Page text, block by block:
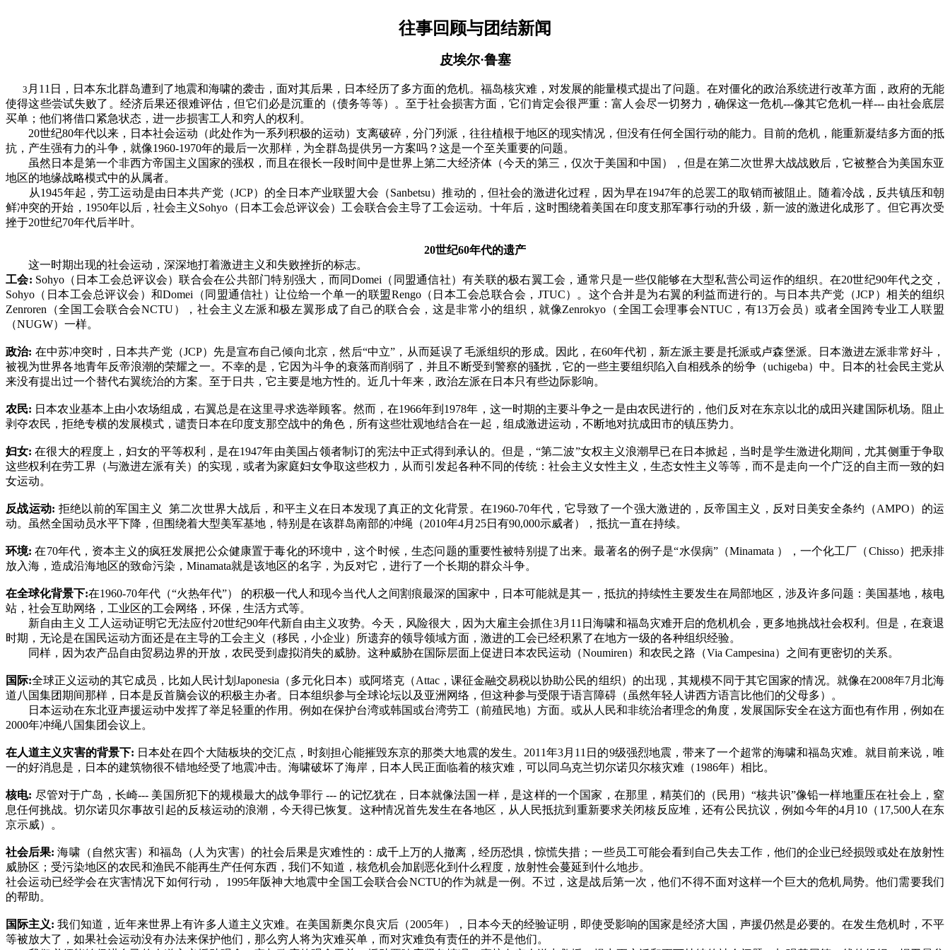
往事回顾与团结新闻
皮埃尔·鲁塞
3 月11日，日本东北群岛遭到了地震和海啸的袭击，面对其后果，日本经历了多方面的危机。福岛核灾难，对发展的能量模式提出了问题。在对僵化的政治系统进行改革方面，政府的无能
使得这些尝试失败了。经济后果还很难评估，但它们必是沉重的（债务等等）。至于社会损害方面，它们肯定会很严重：富人会尽一切努力，确保这一危机---像其它危机一样--- 由社会底层
买单；他们将借口紧急状态，进一步损害工人和穷人的权利。
20世纪80年代以来，日本社会运动（此处作为一系列积极的运动）支离破碎，分门列派，往往植根于地区的现实情况，但没有任何全国行动的能力。目前的危机，能重新凝结多方面的抵
抗，产生强有力的斗争，就像1960-1970年的最后一次那样，为全群岛提供另一方案吗？这是一个至关重要的问题。
虽然日本是第一个非西方帝国主义国家的强权，而且在很长一段时间中是世界上第二大经济体（今天的第三，仅次于美国和中国），但是在第二次世界大战战败后，它被整合为美国东亚
地区的地缘战略模式中的从属者。
从1945年起，劳工运动是由日本共产党（JCP）的全日本产业联盟大会（Sanbetsu）推动的，但社会的激进化过程，因为早在1947年的总罢工的取销而被阻止。随着冷战，反共镇压和朝
鲜冲突的开始， 1950年以后，社会主义 Sohyo （日本工会总评议会）工会联合会主导了工会运动。十年后，这时围绕着美国在印度支那军事行动的升级，新一波的激进化成形了。但它再次受
挫于20世纪70年代后半叶。
20世纪60年代的遗产
这一时期出现的社会运动，深深地打着激进主义和失败挫折的标志。
工会: Sohyo（日本工会总评议会）联合会在公共部门特别强大，而同Domei （同盟通信社）有关联的极右翼工会，通常只是一些仅能够在大型私营公司运作的组织。在20世纪90年代之交，
Sohyo （日本工会总评议会）和Domei （同盟通信社）让位给一个单一的联盟Rengo（日本工会总联合会， JTUC）。这个合并是为右翼的利益而进行的。与日本共产党（JCP）相关的组织
Zenroren （全国工会联合会NCTU），社会主义左派和极左翼形成了自己的联合会，这是非常小的组织，就像Zenrokyo （全国工会理事会NTUC ，有13万会员）或者全国跨专业工人联盟
（NUGW）一样。
政治: 在中苏冲突时，日本共产党（JCP）先是宣布自己倾向北京，然后“中立”，从而延误了毛派组织的形成。因此，在60年代初，新左派主要是托派或卢森堡派。日本激进左派非常好斗，
被视为世界各地青年反帝浪潮的荣耀之一。不幸的是，它因为斗争的衰落而削弱了，并且不断受到警察的骚扰，它的一些主要组织陷入自相残杀的纷争（uchigeba）中。日本的社会民主党从
来没有提出过一个替代右翼统治的方案。至于日共，它主要是地方性的。近几十年来，政治左派在日本只有些边际影响。
农民: 日本农业基本上由小农场组成，右翼总是在这里寻求选举顾客。然而，在1966年到 1978年，这一时期的主要斗争之一是由农民进行的，他们反对在东京以北的成田兴建国际机场。阻止
剥夺农民，拒绝专横的发展模式，谴责日本在印度支那空战中的角色，所有这些壮观地结合在一起，组成激进运动，不断地对抗成田市的镇压势力。
妇女:在很大的程度上，妇女的平等权利，是在1947年由美国占领者制订的宪法中正式得到承认的。但是，“第二波”女权主义浪潮早已在日本掀起，当时是学生激进化期间，尤其侧重于争取
这些权利在劳工界（与激进左派有关）的实现，或者为家庭妇女争取这些权力，从而引发起各种不同的传统：社会主义女性主义，生态女性主义等等，而不是走向一个广泛的自主而一致的妇
女运动。
反战运动: 拒绝以前的军国主义 第二次世界大战后，和平主义在日本发现了真正的文化背景。在1960-70年代，它导致了一个强大激进的，反帝国主义，反对日美安全条约（AMPO）的运
动。虽然全国动员水平下降，但围绕着大型美军基地，特别是在该群岛南部的冲绳（2010年4月 25日有90,000示威者），抵抗一直在持续。
环境:在70年代，资本主义的疯狂发展把公众健康置于毒化的环境中，这个时候，生态问题的重要性被特别提了出来。最著名的例子是“水俣病”（Minamata ），一个化工厂（Chisso）把汞排
放入海，造成沿海地区的致命污染， Minamata就是该地区的名字，为反对它，进行了一个长期的群众斗争。
在全球化背景下:在1960-70年代（“火热年代”） 的积极一代人和现今当代人之间割痕最深的国家中，日本可能就是其一，抵抗的持续性主要发生在局部地区，涉及许多问题：美国基地，核电
站，社会互助网络，工业区的工会网络，环保，生活方式等。
新自由主义 工人运动证明它无法应付20世纪90年代新自由主义攻势。今天，风险很大，因为大雇主会抓住3月 11 日海啸和福岛灾难开启的危机机会，更多地挑战社会权利。但是，在衰退
时期，无论是在国民运动方面还是在主导的工会主义（移民，小企业）所遗弃的领导领域方面，激进的工会已经积累了在地方一级的各种组织经验。
同样，因为农产品自由贸易边界的开放，农民受到虚拟消失的威胁。这种威胁在国际层面上促进日本农民运动（Noumiren）和农民之路（Via Campesina）之间有更密切的关系。
国际:全球正义运动的其它成员，比如人民计划Japonesia （多元化日本）或阿塔克（Attac，课征金融交易税以协助公民的组织）的出现，其规模不同于其它国家的情况。就像在2008年7月北海
道八国集团期间那样，日本是反首脑会议的积极主办者。日本组织参与全球论坛以及亚洲网络，但这种参与受限于语言障碍（虽然年轻人讲西方语言比他们的父母多）。
日本运动在东北亚声援运动中发挥了举足轻重的作用。例如在保护台湾或韩国或台湾劳工（前殖民地）方面。或从人民和非统治者理念的角度，发展国际安全在这方面也有作用，例如在
2000年冲绳八国集团会议上。
在人道主义灾害的背景下: 日本处在四个大陆板块的交汇点，时刻担心能摧毁东京的那类大地震的发生。 2011年3月 11 日的9级强烈地震，带来了一个超常的海啸和福岛灾难。就目前来说，唯
一的好消息是，日本的建筑物很不错地经受了地震冲击。海啸破坏了海岸，日本人民正面临着的核灾难，可以同乌克兰切尔诺贝尔核灾难（1986年）相比。
核电: 尽管对于广岛，长崎--- 美国所犯下的规模最大的战争罪行 --- 的记忆犹在，日本就像法国一样，是这样的一个国家，在那里，精英们的（民用）“核共识”像铅一样地重压在社会上，窒
息任何挑战。切尔诺贝尔事故引起的反核运动的浪潮，今天得已恢复。这种情况首先发生在各地区，从人民抵抗到重新要求关闭核反应堆，还有公民抗议，例如今年的4月 10 （ 17,500人在东
京示威）。
社会后果:海啸（自然灾害）和福岛（人为灾害）的社会后果是灾难性的：成千上万的人撤离，经历恐惧，惊慌失措；一些员工可能会看到自己失去工作，他们的企业已经损毁或处在放射性
威胁区；受污染地区的农民和渔民不能再生产任何东西，我们不知道，核危机会加剧恶化到什么程度，放射性会蔓延到什么地步。
社会运动已经学会在灾害情况下如何行动，
1995年阪神大地震中全国工会联合会NCTU的作为就是一例。不过，这是战后第一次，他们不得不面对这样一个巨大的危机局势。他们需要我们
的帮助。
国际主义:我们知道，近年来世界上有许多人道主义灾难。在美国新奥尔良灾后（2005年），日本今天的经验证明，即使受影响的国家是经济大国，声援仍然是必要的。在发生危机时，不平
等被放大了，如果社会运动没有办法来保护他们，那么穷人将为灾难买单，而对灾难负有责任的并不是他们。